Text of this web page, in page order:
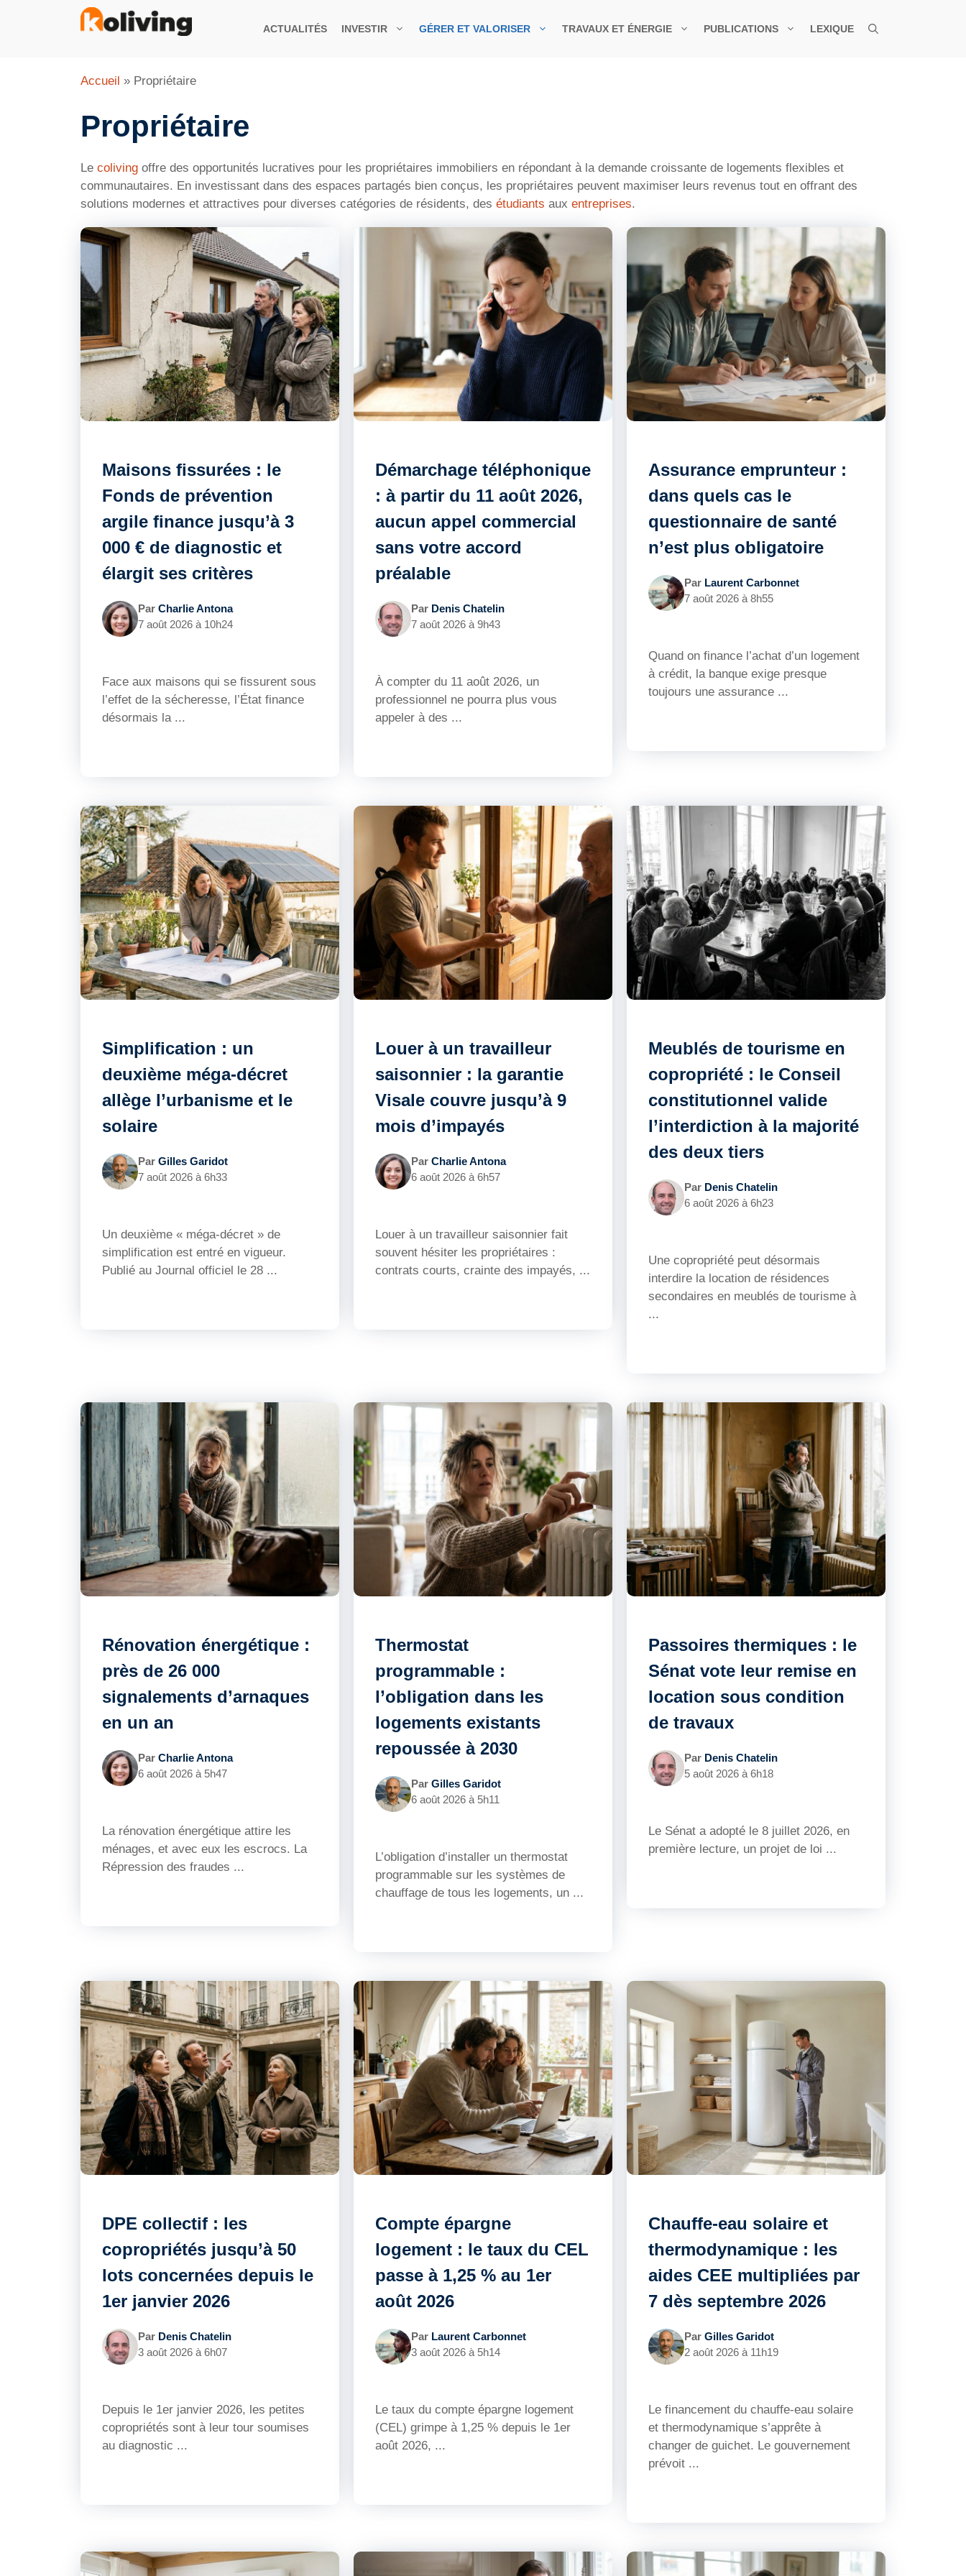
ACTUALITÉS INVESTIR GÉRER ET VALORISER TRAVAUX ET ÉNERGIE PUBLICATIONS LEXIQUE
Accueil » Propriétaire
Propriétaire
Le coliving offre des opportunités lucratives pour les propriétaires immobiliers en répondant à la demande croissante de logements flexibles et
communautaires. En investissant dans des espaces partagés bien conçus, les propriétaires peuvent maximiser leurs revenus tout en offrant des
solutions modernes et attractives pour diverses catégories de résidents, des étudiants aux entreprises.
Maisons fissurées : le
Fonds de prévention
argile finance jusqu’à 3
000 € de diagnostic et
élargit ses critères
Par Charlie Antona
7 août 2026 à 10h24
Face aux maisons qui se fissurent sous
l’effet de la sécheresse, l’État finance
désormais la ...
Démarchage téléphonique
: à partir du 11 août 2026,
aucun appel commercial
sans votre accord
préalable
Par Denis Chatelin
7 août 2026 à 9h43
À compter du 11 août 2026, un
professionnel ne pourra plus vous
appeler à des ...
Assurance emprunteur :
dans quels cas le
questionnaire de santé
n’est plus obligatoire
Par Laurent Carbonnet
7 août 2026 à 8h55
Quand on finance l’achat d’un logement
à crédit, la banque exige presque
toujours une assurance ...
Simplification : un
deuxième méga-décret
allège l’urbanisme et le
solaire
Par Gilles Garidot
7 août 2026 à 6h33
Un deuxième « méga-décret » de
simplification est entré en vigueur.
Publié au Journal officiel le 28 ...
Louer à un travailleur
saisonnier : la garantie
Visale couvre jusqu’à 9
mois d’impayés
Par Charlie Antona
6 août 2026 à 6h57
Louer à un travailleur saisonnier fait
souvent hésiter les propriétaires :
contrats courts, crainte des impayés, ...
Meublés de tourisme en
copropriété : le Conseil
constitutionnel valide
l’interdiction à la majorité
des deux tiers
Par Denis Chatelin
6 août 2026 à 6h23
Une copropriété peut désormais
interdire la location de résidences
secondaires en meublés de tourisme à
...
Rénovation énergétique :
près de 26 000
signalements d’arnaques
en un an
Par Charlie Antona
6 août 2026 à 5h47
La rénovation énergétique attire les
ménages, et avec eux les escrocs. La
Répression des fraudes ...
Thermostat
programmable :
l’obligation dans les
logements existants
repoussée à 2030
Par Gilles Garidot
6 août 2026 à 5h11
L’obligation d’installer un thermostat
programmable sur les systèmes de
chauffage de tous les logements, un ...
Passoires thermiques : le
Sénat vote leur remise en
location sous condition
de travaux
Par Denis Chatelin
5 août 2026 à 6h18
Le Sénat a adopté le 8 juillet 2026, en
première lecture, un projet de loi ...
DPE collectif : les
copropriétés jusqu’à 50
lots concernées depuis le
1er janvier 2026
Par Denis Chatelin
3 août 2026 à 6h07
Depuis le 1er janvier 2026, les petites
copropriétés sont à leur tour soumises
au diagnostic ...
Compte épargne
logement : le taux du CEL
passe à 1,25 % au 1er
août 2026
Par Laurent Carbonnet
3 août 2026 à 5h14
Le taux du compte épargne logement
(CEL) grimpe à 1,25 % depuis le 1er
août 2026, ...
Chauffe-eau solaire et
thermodynamique : les
aides CEE multipliées par
7 dès septembre 2026
Par Gilles Garidot
2 août 2026 à 11h19
Le financement du chauffe-eau solaire
et thermodynamique s’apprête à
changer de guichet. Le gouvernement
prévoit ...